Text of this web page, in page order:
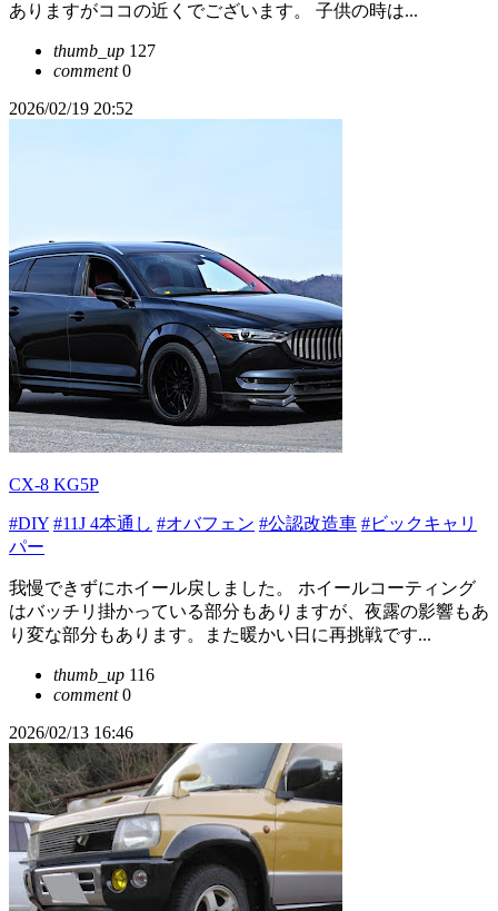
ありますがココの近くでございます。 子供の時は...
thumb_up 127
comment0
2026/02/19 20:52
CX-8 KG5P
#DIY #11J 4本通し #オバフェン #公認改造車 #ビックキャリ
パー
我慢できずにホイール戻しました。 ホイールコーティング
はバッチリ掛かっている部分もありますが、夜露の影響もあ
り変な部分もあります。また暖かい日に再挑戦です...
thumb_up 116
comment0
2026/02/13 16:46